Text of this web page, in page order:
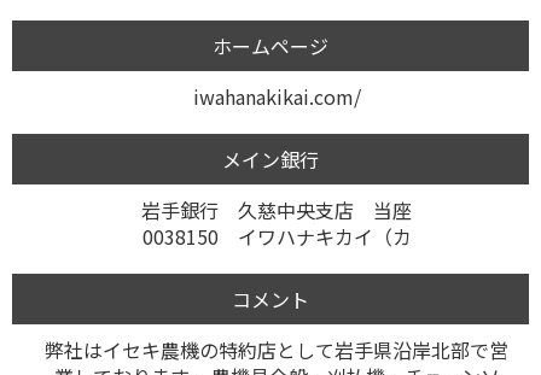
ホームページ
iwahanakikai.com/
メイン銀行
岩手銀行 久慈中央支店 当座
0038150 イワハナキカイ（カ
コメント
弊社はイセキ農機の特約店として岩手県沿岸北部で営